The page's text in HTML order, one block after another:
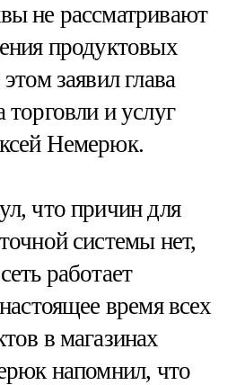
не рассматривают
продуктовых
заявил глава
торговли и услуг
Немерюк.
что причин для
системы нет,
работает
время всех
в магазинах
напомнил, что